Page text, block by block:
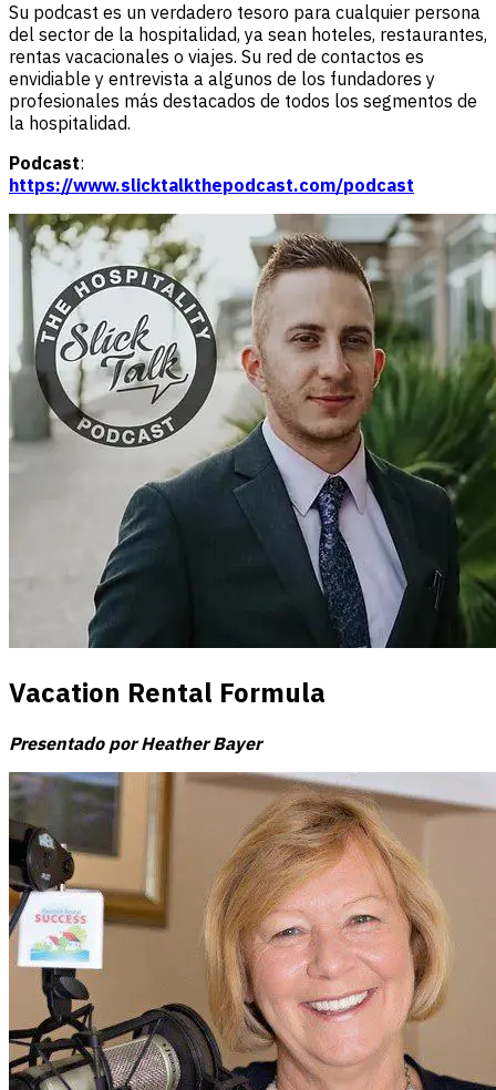
Su podcast es un verdadero tesoro para cualquier persona
del sector de la hospitalidad, ya sean hoteles, restaurantes,
rentas vacacionales o viajes. Su red de contactos es
envidiable y entrevista a algunos de los fundadores y
profesionales más destacados de todos los segmentos de
la hospitalidad.
Podcast:
https://www.slicktalkthepodcast.com/podcast
Vacation Rental Formula
Presentado por Heather Bayer